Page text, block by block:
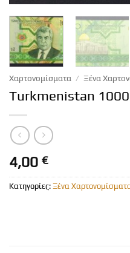
Χαρτονομίσματα / Ξένα
Turkmenistan
4,00 €
Κατηγορίες: Ξένα